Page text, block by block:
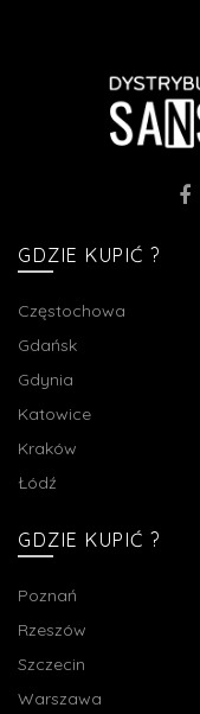
GDZIE KUPIĆ ?
Częstochowa
Gdańsk
Gdynia
Katowice
Kraków
Łódź
GDZIE KUPIĆ ?
Poznań
Rzeszów
Szczecin
Warszawa